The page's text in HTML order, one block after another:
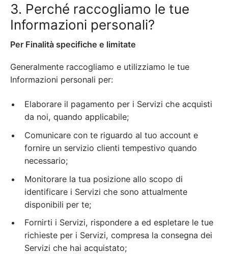
3. Perché raccogliamo le tue
Informazioni personali?
Per Finalità specifiche e limitate
Generalmente raccogliamo e utilizziamo le tue
Informazioni personali per:
Elaborare il pagamento per i Servizi che acquisti
da noi, quando applicabile;
Comunicare con te riguardo al tuo account e
fornire un servizio clienti tempestivo quando
necessario;
Monitorare la tua posizione allo scopo di
identificare i Servizi che sono attualmente
disponibili per te;
Fornirti i Servizi, rispondere a ed espletare le tue
richieste per i Servizi, compresa la consegna dei
Servizi che hai acquistato;